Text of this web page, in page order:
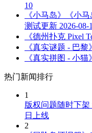
10
《小马岛》《小
测试更新 2026-08-
《德州扑克 Pixel
《真实谜题 - 巴
《真实拼图 - 小
热门新闻排行
1
版权问题随时下
日上线
2